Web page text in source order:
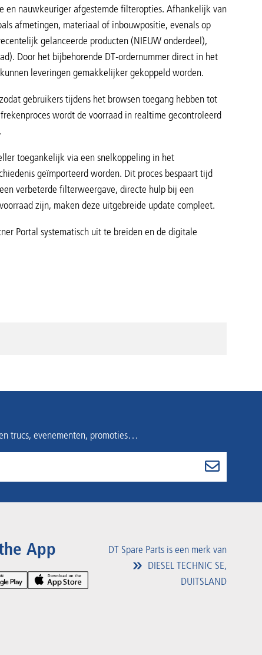
en nauwkeuriger afgestemde filteropties. Afhankelijk van
afmetingen, materiaal of inbouwpositie, evenals op
gelanceerde producten (NIEUW onderdeel),
Door het bijbehorende DT-ordernummer direct in het
leveringen gemakkelijker gekoppeld worden.
gebruikers tijdens het browsen toegang hebben tot
wordt de voorraad in realtime gecontroleerd
toegankelijk via een snelkoppeling in het
geïmporteerd worden. Dit proces bespaart tijd
verbeterde filterweergave, directe hulp bij een
zijn, maken deze uitgebreide update compleet.
Portal systematisch uit te breiden en de digitale
trucs, evenementen, promoties…
App
DT Spare Parts is een merk van
DIESEL TECHNIC SE,
DUITSLAND